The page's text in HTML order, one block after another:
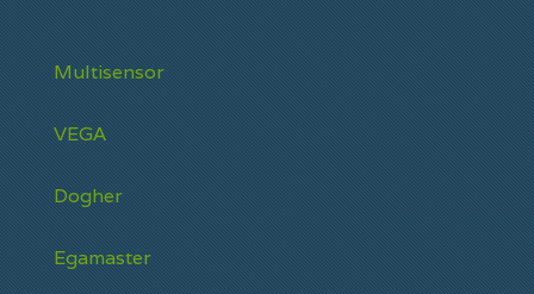
Multisensor
VEGA
Dogher
Egamaster